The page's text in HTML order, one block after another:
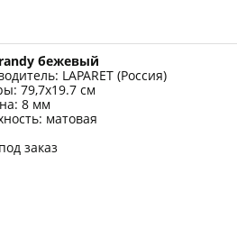
бежевый
LAPARET (Россия)
79,7x19.7 см
8 мм
матовая
заказ